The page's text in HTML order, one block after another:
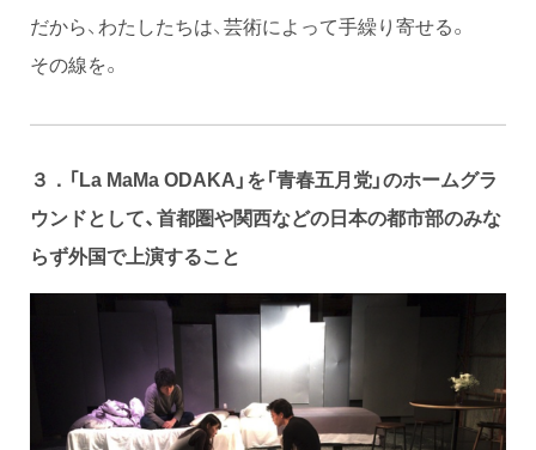
だから、わたしたちは、芸術によって⼿繰り寄せる。
その線を。
３．「La MaMa ODAKA」を「青春五月党」のホームグラ
ウンドとして、首都圏や関西などの日本の都市部のみな
らず外国で上演すること